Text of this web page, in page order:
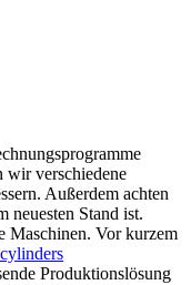
wir verschiedene
Außerdem achten
neuesten Stand ist.
Maschinen. Vor kurzem
Produktionslösung